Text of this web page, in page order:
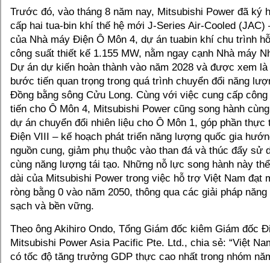
Trước đó, vào tháng 8 năm nay, Mitsubishi Power đã ký
cấp hai tua-bin khí thế hệ mới J-Series Air-Cooled (JAC)
của Nhà máy Điện Ô Môn 4, dự án tuabin khí chu trình
công suất thiết kế 1.155 MW, nằm ngay cạnh Nhà máy
Dự án dự kiến hoàn thành vào năm 2028 và được xem
bước tiến quan trọng trong quá trình chuyển đổi năng
Đồng bằng sông Cửu Long. Cùng với việc cung cấp
tiến cho Ô Môn 4, Mitsubishi Power cũng song hành
dự án chuyển đổi nhiên liệu cho Ô Môn 1, góp phần thực
Điện VIII – kế hoạch phát triển năng lượng quốc gia
nguồn cung, giảm phụ thuộc vào than đá và thúc đẩy sử
cùng năng lượng tái tạo. Những nỗ lực song hành này
dài của Mitsubishi Power trong việc hỗ trợ Việt Nam đạt
ròng bằng 0 vào năm 2050, thông qua các giải pháp
sạch và bền vững.
Theo ông Akihiro Ondo, Tổng Giám đốc kiêm Giám đốc
Mitsubishi Power Asia Pacific Pte. Ltd., chia sẻ: “Việt
có tốc độ tăng trưởng GDP thực cao nhất trong nhóm